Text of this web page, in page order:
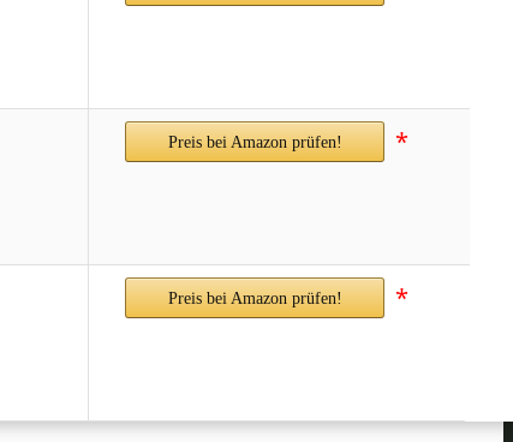
Preis bei Amazon prüfen! *
Preis bei Amazon prüfen! *